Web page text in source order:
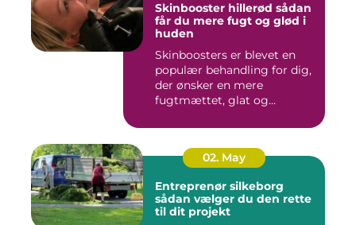
Skinbooster hillerød sådan
får du mere fugt og glød i
huden
Skinboosters er blevet en
populær behandling for dig,
der ønsker en mere
fugtmættet, glat og
02. May
Entreprenør silkeborg
sådan vælger du den rette
til dit projekt